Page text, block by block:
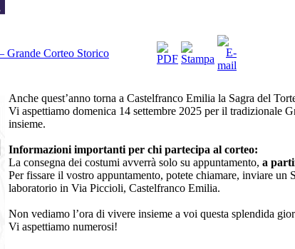
Grande Corteo Storico
Anche quest’anno torna a Castelfranco Emilia la Sagra del
Vi aspettiamo domenica 14 settembre 2025 per il tradizionale
insieme.
Informazioni importanti per chi partecipa al corteo:
La consegna dei costumi avverrà solo su appuntamento, a
Per fissare il vostro appuntamento, potete chiamare, inviare
laboratorio in Via Piccioli, Castelfranco Emilia.
Non vediamo l’ora di vivere insieme a voi questa splendida
Vi aspettiamo numerosi!